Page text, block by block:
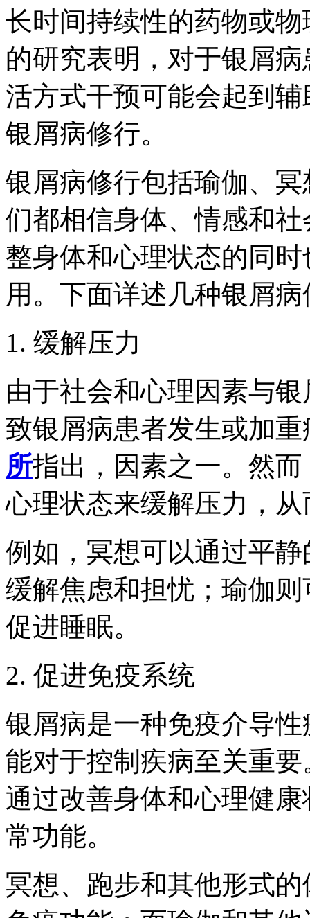
长时间持续性的药物或
的研究表明，对于银屑
活方式干预可能会起到
银屑病修行。
银屑病修行包括瑜伽、
们都相信身体、情感和
整身体和心理状态的同
用。下面详述几种银屑
1. 缓解压力
由于社会和心理因素与
致银屑病患者发生或加
所指出，因素之一。然
心理状态来缓解压力，
例如，冥想可以通过平
缓解焦虑和担忧；瑜伽
促进睡眠。
2. 促进免疫系统
银屑病是一种免疫介导
能对于控制疾病至关重
通过改善身体和心理健
常功能。
冥想、跑步和其他形式